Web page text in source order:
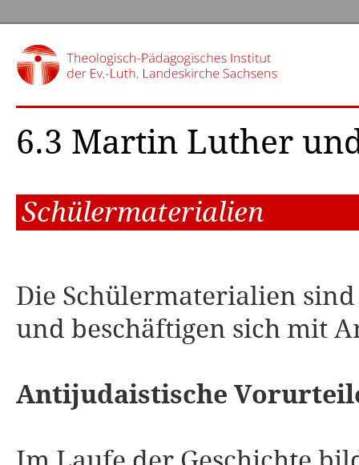
6.3 Martin Luther
Schülermaterialien
Die Schülermaterialien
und beschäftigen sich mit
Antijudaistische